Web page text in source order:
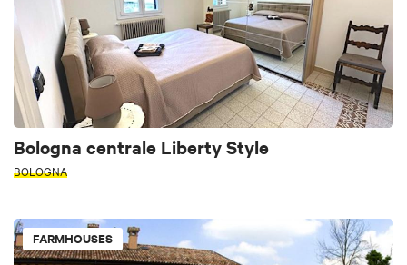
Bologna centrale Liberty Style
BOLOGNA
FARMHOUSES